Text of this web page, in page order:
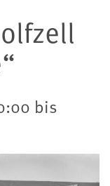
bis